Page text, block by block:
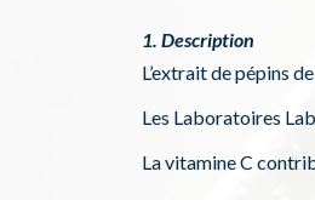
1. Description
L’extrait de pépins
Les Laboratoires
La vitamine C